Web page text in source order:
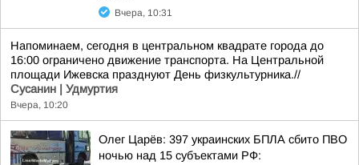
Вчера, 10:31
Напоминаем, сегодня в центральном квадрате города до
16:00 ограничено движение транспорта. На Центральной
площади Ижевска празднуют День физкультурника.//
Сусанин | Удмуртия
Вчера, 10:20
Олег Царёв: 397 украинских БПЛА сбито ПВО
ночью над 15 субъектами РФ: